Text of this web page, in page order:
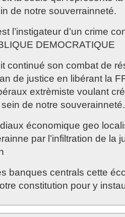
de notre souverrainneté.
l’instigateur d’un crime
DEMOCRATIQUE
continué son combat de
de justice en libérant la
extrèmiste voulant
de notre souverainneté.
économique geo
par l’infiltration de la
banques centrals cette
constitution pour y